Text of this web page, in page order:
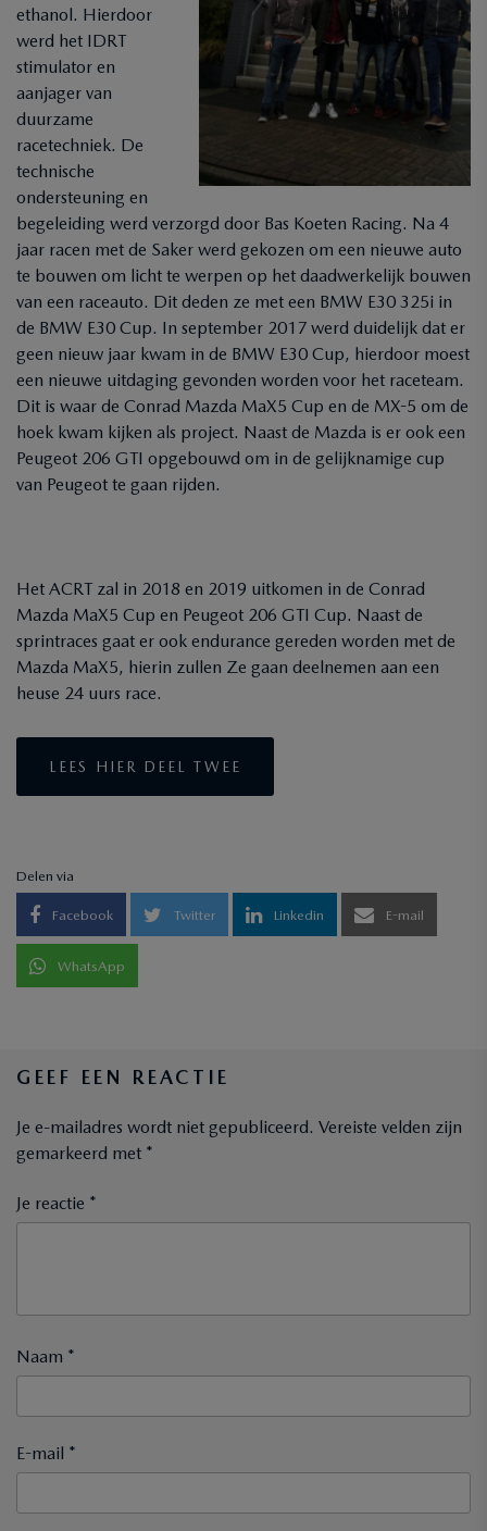
ethanol. Hierdoor
werd het IDRT
stimulator en
aanjager van
duurzame
racetechniek. De
technische
ondersteuning en
begeleiding werd verzorgd door Bas Koeten Racing. Na 4
jaar racen met de Saker werd gekozen om een nieuwe auto
te bouwen om licht te werpen op het daadwerkelijk bouwen
van een raceauto. Dit deden ze met een BMW E30 325i in
de BMW E30 Cup. In september 2017 werd duidelijk dat er
geen nieuw jaar kwam in de BMW E30 Cup, hierdoor moest
een nieuwe uitdaging gevonden worden voor het raceteam.
Dit is waar de Conrad Mazda MaX5 Cup en de MX-5 om de
hoek kwam kijken als project. Naast de Mazda is er ook een
Peugeot 206 GTI opgebouwd om in de gelijknamige cup
van Peugeot te gaan rijden.
Het ACRT zal in 2018 en 2019 uitkomen in de Conrad
Mazda MaX5 Cup en Peugeot 206 GTI Cup. Naast de
sprintraces gaat er ook endurance gereden worden met de
Mazda MaX5, hierin zullen Ze gaan deelnemen aan een
heuse 24 uurs race.
LEES HIER DEEL TWEE
Delen via
Facebook Twitter Linkedin E-mail
WhatsApp
GEEF EEN REACTIE
Je e-mailadres wordt niet gepubliceerd. Vereiste velden zijn
gemarkeerd met *
Je reactie *
Naam *
E-mail *